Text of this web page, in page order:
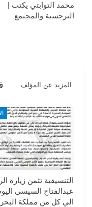
محمد التوابتي يكتب |
النرجسية والمجتمع
المزيد عن المؤلف
التنسيقية تثمن زيارة
عبدالفتاح السيسى
الي كل من مملكة